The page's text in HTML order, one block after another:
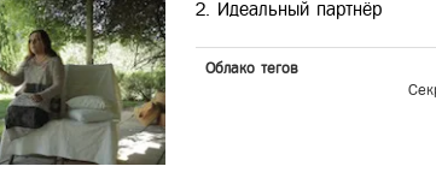
2. Идеальный партнёр
Облако тегов